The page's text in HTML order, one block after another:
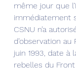
même jour que
immédiatement
CSNU n’a
d’observation au
juin 1993, date à
rebelles du